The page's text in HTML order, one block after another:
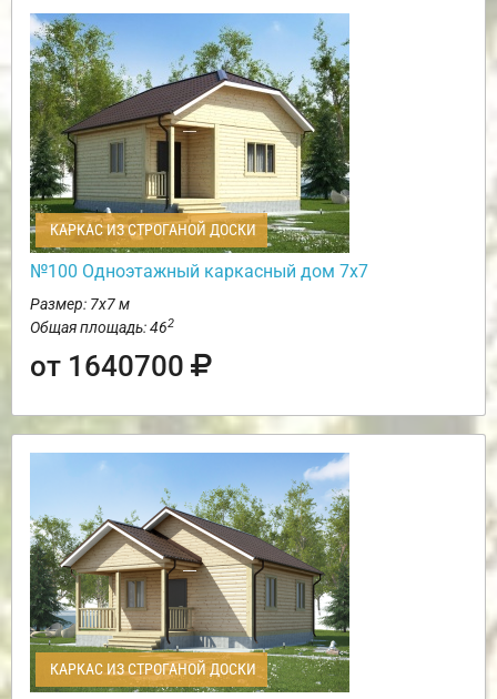
КАРКАС ИЗ СТРОГАНОЙ ДОСКИ
№100 Одноэтажный каркасный дом 7х7
Размер: 7х7 м
Общая площадь: 462
от 1640700
КАРКАС ИЗ СТРОГАНОЙ ДОСКИ